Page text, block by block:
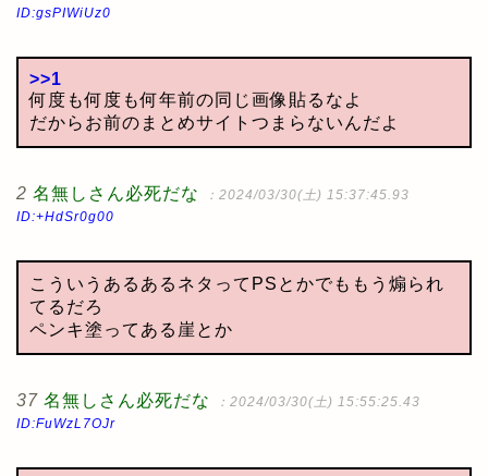
ID:gsPIWiUz0
>>1
何度も何度も何年前の同じ画像貼るなよ
だからお前のまとめサイトつまらないんだよ
2 名無しさん必死だな
：2024/03/30(土) 15:37:45.93
ID:+HdSr0g00
こういうあるあるネタってPSとかでももう煽られ
てるだろ
ペンキ塗ってある崖とか
37 名無しさん必死だな
：2024/03/30(土) 15:55:25.43
ID:FuWzL7OJr